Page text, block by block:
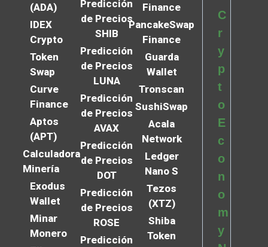
(ADA)
IDEX
Crypto
Token
Swap
Curve
Finance
Aptos
(APT)
Calculadora
Minería
Exodus
Wallet
Minar
Monero
Predicción
de Precios
SHIB
Predicción
de Precios
LUNA
Predicción
de Precios
AVAX
Predicción
de Precios
DOT
Predicción
de Precios
ROSE
Predicción
Finance
PancakeSwap
Finance
Guarda
Wallet
Tronscan
SushiSwap
Acala
Network
Ledger
Nano S
Tezos
(XTZ)
Shiba
Token
C
r
y
p
t
o
E
c
o
n
o
m
y